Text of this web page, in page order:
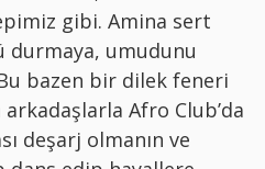
gibi. Amina sert
durmaya, umudunu
bazen bir dilek feneri
Afro Club’da
deşarj olmanın ve